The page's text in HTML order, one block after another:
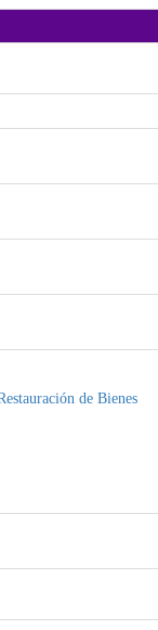
de Bienes